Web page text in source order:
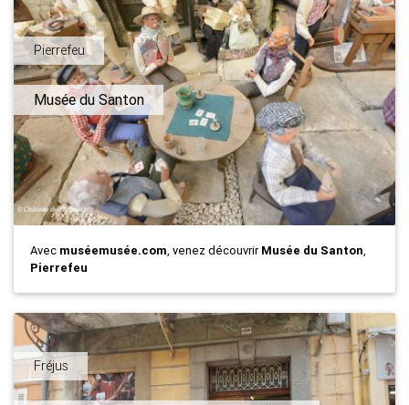
Pierrefeu
Musée du Santon
Avec muséemusée.com, venez découvrirMusée du Santon,
Pierrefeu
Fréjus